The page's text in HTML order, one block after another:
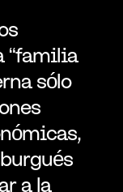
“familia
sólo
a la